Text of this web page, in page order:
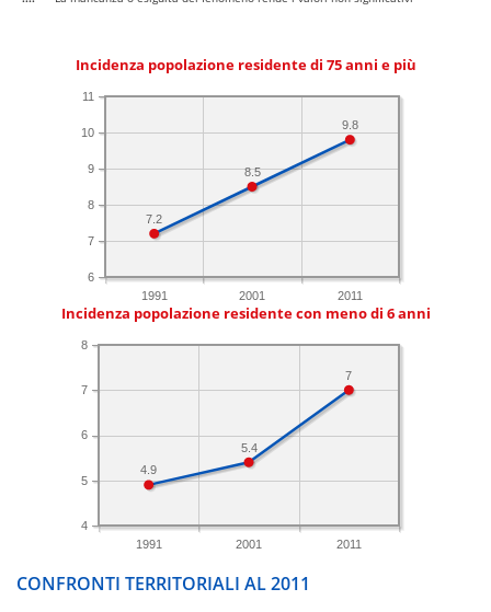
Incidenza popolazione residente di 75 anni e più
1991 2001 2011
6
7
8
9
10
11
9.8
8.5
7.2
Incidenza popolazione residente con meno di 6 anni
1991 2001 2011
4
5
6
7
8
7
5.4
4.9
CONFRONTI TERRITORIALI AL 2011